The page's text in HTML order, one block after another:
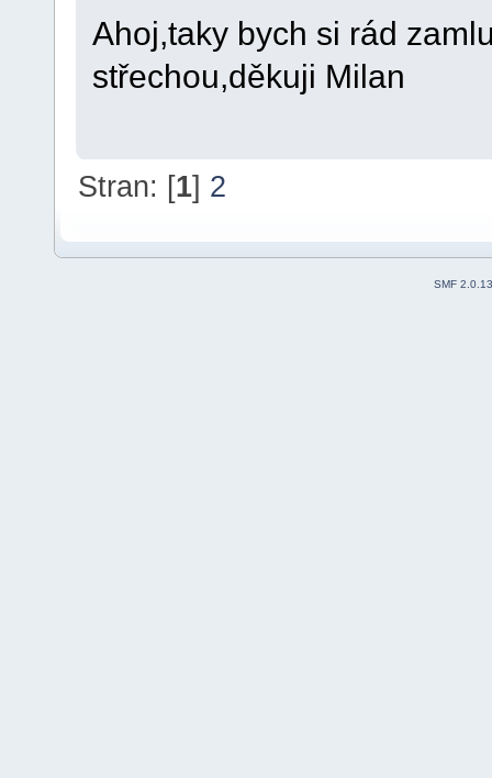
Ahoj,taky bych si rád
střechou,děkuji Milan
Stran: [1] 2
SMF 2.0.13